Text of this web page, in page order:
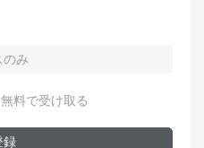
料で受け取る
録